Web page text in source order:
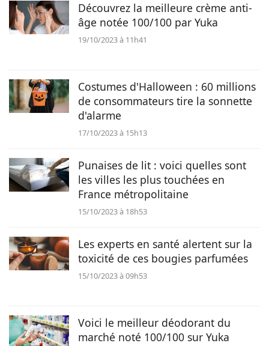
Découvrez la meilleure crème anti-
âge notée 100/100 par Yuka
19/10/2023 à 11h41
Costumes d'Halloween : 60 millions
de consommateurs tire la sonnette
d'alarme
17/10/2023 à 15h13
Punaises de lit : voici quelles sont
les villes les plus touchées en
France métropolitaine
15/10/2023 à 18h53
Les experts en santé alertent sur la
toxicité de ces bougies parfumées
15/10/2023 à 09h53
Voici le meilleur déodorant du
marché noté 100/100 sur Yuka